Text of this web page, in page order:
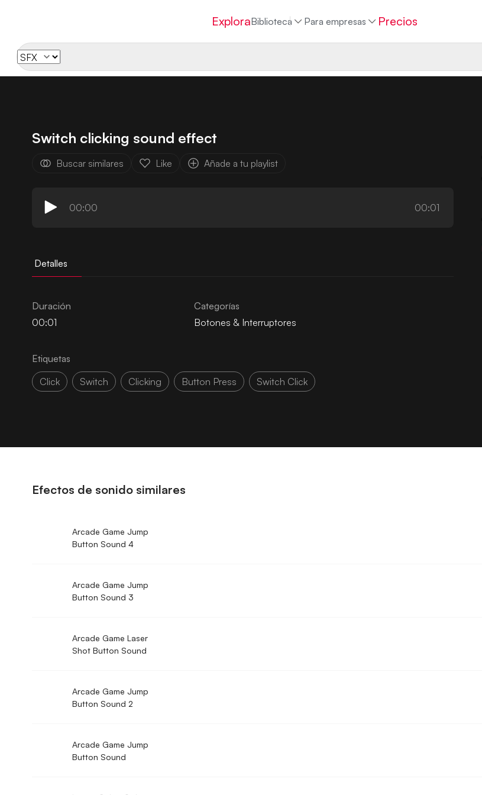
ExploraBiblioteca Para empresas Precios
Switch clicking sound effect
Buscar similares Like Añade a tu playlist
00:00 00:01
Detalles
Duración
00:01
Categorías
Botones & Interruptores
Etiquetas
Click
Switch Clicking Button Press Switch Click
Efectos de sonido similares
Arcade Game Jump
Button Sound 4
Arcade Game Jump
Button Sound 3
Arcade Game Laser
Shot Button Sound
Arcade Game Jump
Button Sound 2
Arcade Game Jump
Button Sound